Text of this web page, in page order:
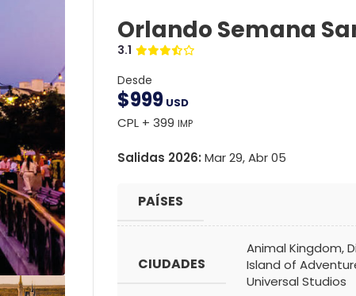
Orlando Semana
3.1
Desde
$999 USD
CPL + 399 IMP
Salidas 2026: Mar 29, Abr 05
PAÍSES
CIUDADES
Animal Kingdom,
Island of
Universal Studios